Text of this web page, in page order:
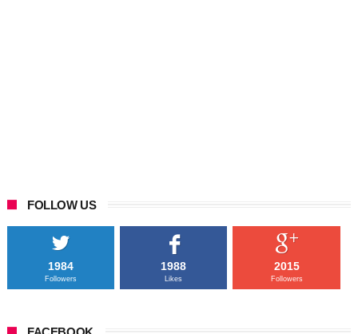
FOLLOW US
1984
Followers
1988
Likes
2015
Followers